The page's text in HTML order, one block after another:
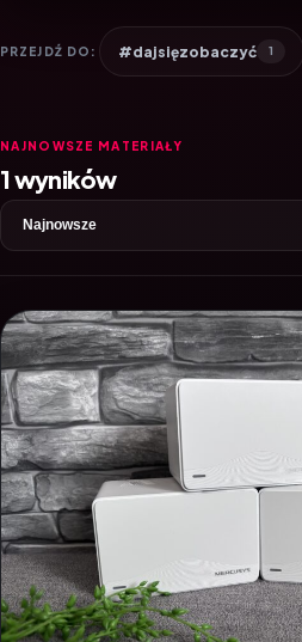
PRZEJDŹ DO: #dajsięzobaczyć 1
NAJNOWSZE MATERIAŁY
1 wyników